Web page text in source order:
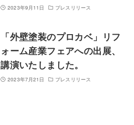
2023年9月11日 プレスリリース
「外壁塗装のプロカベ」リフ
ォーム産業フェアへの出展、
講演いたしました。
2023年7月21日 プレスリリース